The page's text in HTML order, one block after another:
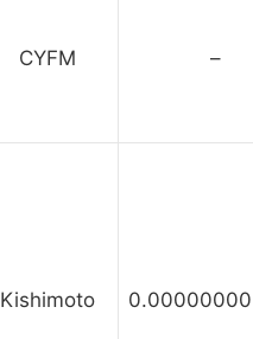
CYFM –
Kishimoto